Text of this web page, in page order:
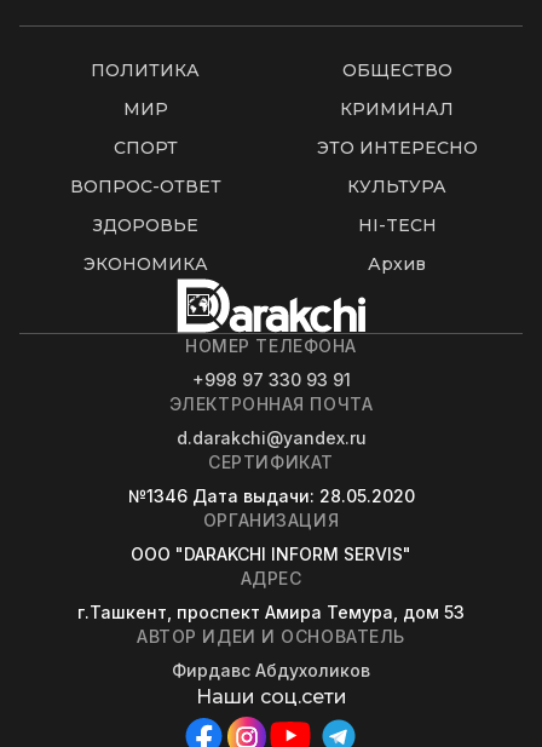
ПОЛИТИКА
ОБЩЕСТВО
МИР
КРИМИНАЛ
СПОРТ
ЭТО ИНТЕРЕСНО
ВОПРОС-ОТВЕТ
КУЛЬТУРА
ЗДОРОВЬЕ
HI-TECH
ЭКОНОМИКА
Архив
НОМЕР ТЕЛЕФОНА
+998 97 330 93 91
ЭЛЕКТРОННАЯ ПОЧТА
d.darakchi@yandex.ru
СЕРТИФИКАТ
№1346 Дата выдачи: 28.05.2020
ОРГАНИЗАЦИЯ
OOO "DARAKCHI INFORM SERVIS"
АДРЕС
г.Ташкент, проспект Амира Темура, дом 53
АВТОР ИДЕИ И ОСНОВАТЕЛЬ
Фирдавс Абдухоликов
Наши соц.сети